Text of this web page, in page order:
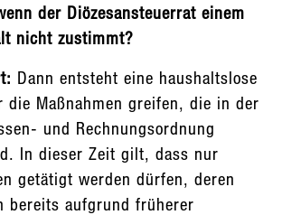
der Diözesansteuerrat einem
nicht zustimmt?
Dann entsteht eine haushaltslose
die Maßnahmen greifen, die in der
und Rechnungsordnung
In dieser Zeit gilt, dass nur
getätigt werden dürfen, deren
bereits aufgrund früherer